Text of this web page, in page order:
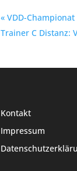
« VDD-Championat
Trainer C Distanz:
Kontakt
Impressum